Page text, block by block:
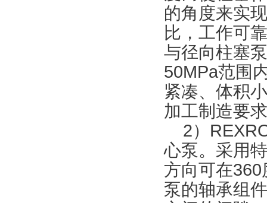
的角度来实
比，工作可
与径向柱塞
50MPa范围
紧凑、体积
加工制造要
2）
心泵。采用
方向可在
泵的轴承组